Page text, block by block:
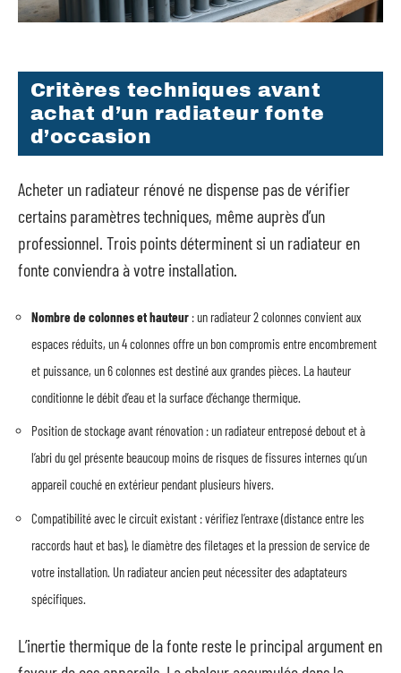
Critères techniques avant
achat d’un radiateur fonte
d’occasion
Acheter un radiateur rénové ne dispense pas de vérifier
certains paramètres techniques, même auprès d’un
professionnel. Trois points déterminent si un radiateur en
fonte conviendra à votre installation.
Nombre de colonnes et hauteur : un radiateur 2 colonnes convient aux
espaces réduits, un 4 colonnes offre un bon compromis entre encombrement
et puissance, un 6 colonnes est destiné aux grandes pièces. La hauteur
conditionne le débit d’eau et la surface d’échange thermique.
Position de stockage avant rénovation : un radiateur entreposé debout et à
l’abri du gel présente beaucoup moins de risques de fissures internes qu’un
appareil couché en extérieur pendant plusieurs hivers.
Compatibilité avec le circuit existant : vérifiez l’entraxe (distance entre les
raccords haut et bas), le diamètre des filetages et la pression de service de
votre installation. Un radiateur ancien peut nécessiter des adaptateurs
spécifiques.
L’inertie thermique de la fonte reste le principal argument en